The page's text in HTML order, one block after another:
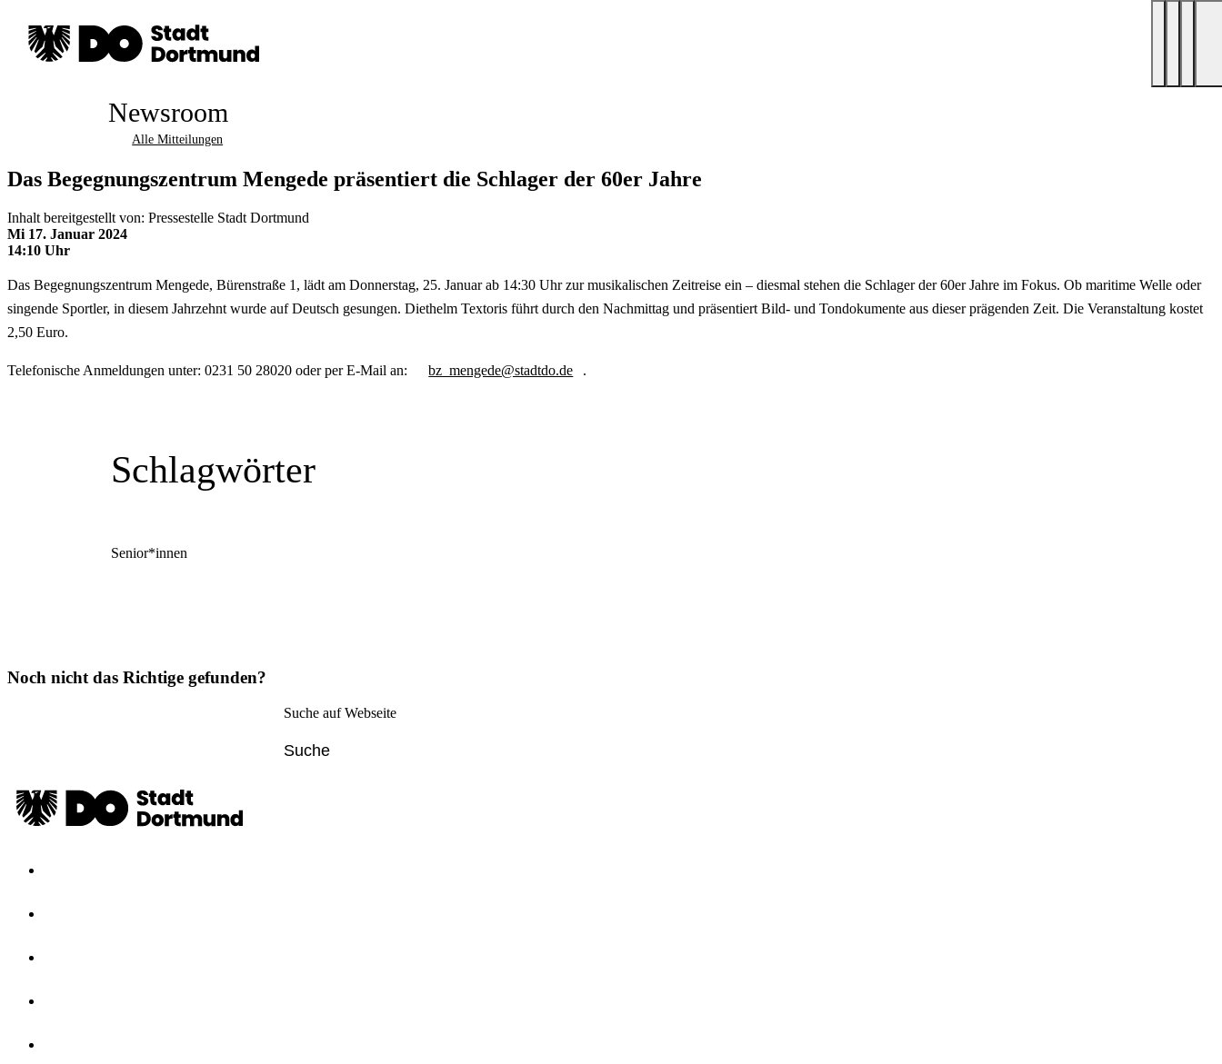
Newsroom
Alle Mitteilungen
Das Begegnungszentrum Mengede präsentiert die Schlager der 60er Jahre
Inhalt bereitgestellt von: Pressestelle Stadt Dortmund
Mi 17. Januar 2024
14:10 Uhr
Das Begegnungszentrum Mengede, Bürenstraße 1, lädt am Donnerstag, 25. Januar ab 14:30 Uhr zur musikalischen Zeitreise ein – diesmal stehen die Schlager der 60er Jahre im Fokus. Ob maritime Welle oder
singende Sportler, in diesem Jahrzehnt wurde auf Deutsch gesungen. Diethelm Textoris führt durch den Nachmittag und präsentiert Bild- und Tondokumente aus dieser prägenden Zeit. Die Veranstaltung kostet
2,50 Euro.
Telefonische Anmeldungen unter: 0231 50 28020 oder per E-Mail an: bz_mengede@stadtdo.de .
Schlagwörter
Senior*innen
Noch nicht das Richtige gefunden?
Suche auf Webseite